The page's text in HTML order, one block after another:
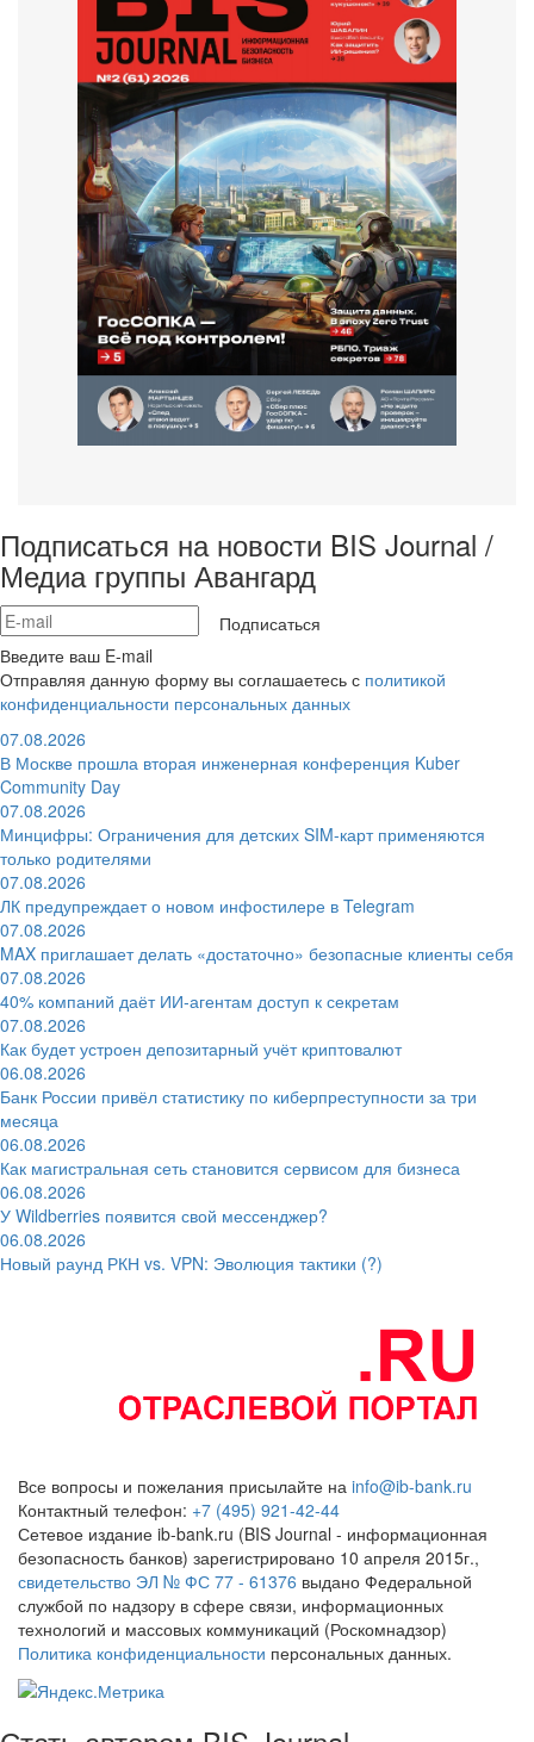
Подписаться на новости BIS Journal /
Медиа группы Авангард
Подписаться
Введите ваш E-mail
Отправляя данную форму вы соглашаетесь с политикой
конфиденциальности персональных данных
07.08.2026
В Москве прошла вторая инженерная конференция Kuber
Community Day
07.08.2026
Минцифры: Ограничения для детских SIM-карт применяются
только родителями
07.08.2026
ЛК предупреждает о новом инфостилере в Telegram
07.08.2026
MAX приглашает делать «достаточно» безопасные клиенты себя
07.08.2026
40% компаний даёт ИИ‑агентам доступ к секретам
07.08.2026
Как будет устроен депозитарный учёт криптовалют
06.08.2026
Банк России привёл статистику по киберпреступности за три
месяца
06.08.2026
Как магистральная сеть становится сервисом для бизнеса
06.08.2026
У Wildberries появится свой мессенджер?
06.08.2026
Новый раунд РКН vs. VPN: Эволюция тактики (?)
Все вопросы и пожелания присылайте на info@ib-bank.ru
Контактный телефон: +7 (495) 921-42-44
Сетевое издание ib-bank.ru (BIS Journal - информационная
безопасность банков) зарегистрировано 10 апреля 2015г.,
свидетельство ЭЛ № ФС 77 - 61376 выдано Федеральной
службой по надзору в сфере связи, информационных
технологий и массовых коммуникаций (Роскомнадзор)
Политика конфиденциальности персональных данных.